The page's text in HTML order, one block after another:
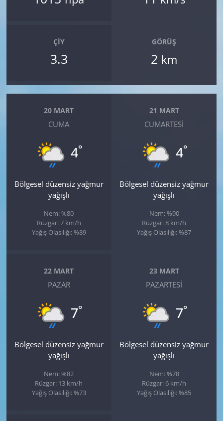
ÇIY
3.3
GÖRÜŞ
2 km
20 MART
CUMA
4°
Bölgesel düzensiz yağmur
yağışlı
Nem: %80
Rüzgar: 7 km/h
Yağış Olasılığı: %89
21 MART
CUMARTESI
4°
Bölgesel düzensiz yağmur
yağışlı
Nem: %90
Rüzgar: 8 km/h
Yağış Olasılığı: %87
22 MART
PAZAR
7°
Bölgesel düzensiz yağmur
yağışlı
Nem: %82
Rüzgar: 13 km/h
Yağış Olasılığı: %73
23 MART
PAZARTESI
7°
Bölgesel düzensiz yağmur
yağışlı
Nem: %78
Rüzgar: 6 km/h
Yağış Olasılığı: %85